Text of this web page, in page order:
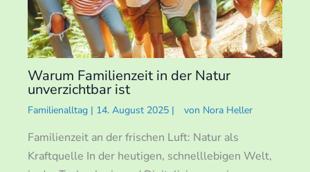
Warum Familienzeit in der Natur
unverzichtbar ist
Familienalltag | 14. August 2025 | von Nora Heller
Familienzeit an der frischen Luft: Natur als
Kraftquelle In der heutigen, schnelllebigen Welt,